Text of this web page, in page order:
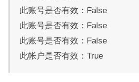
此账号是否有效：False
此账号是否有效：False
此账号是否有效：False
此帐户是否有效：True